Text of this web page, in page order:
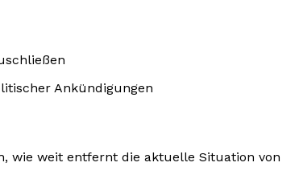
Ankündigungen
wie weit entfernt die aktuelle Situation von